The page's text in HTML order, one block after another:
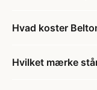
Hvad koster
Hvilket mærke